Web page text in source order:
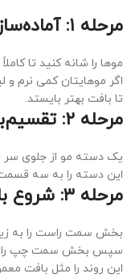
مرحله ۱: آماده‌سازی
موها را شانه کنید تا
اگر موهایتان کمی نرم
تا بافت بهتر بایستد.
مرحله ۲: تقسیم‌بندی اولیه
یک دسته مو از جلوی سر
این دسته را به سه
مرحله ۳: شروع بافت
بخش سمت راست را به
سپس بخش سمت چپ را
این روند را مثل بافت